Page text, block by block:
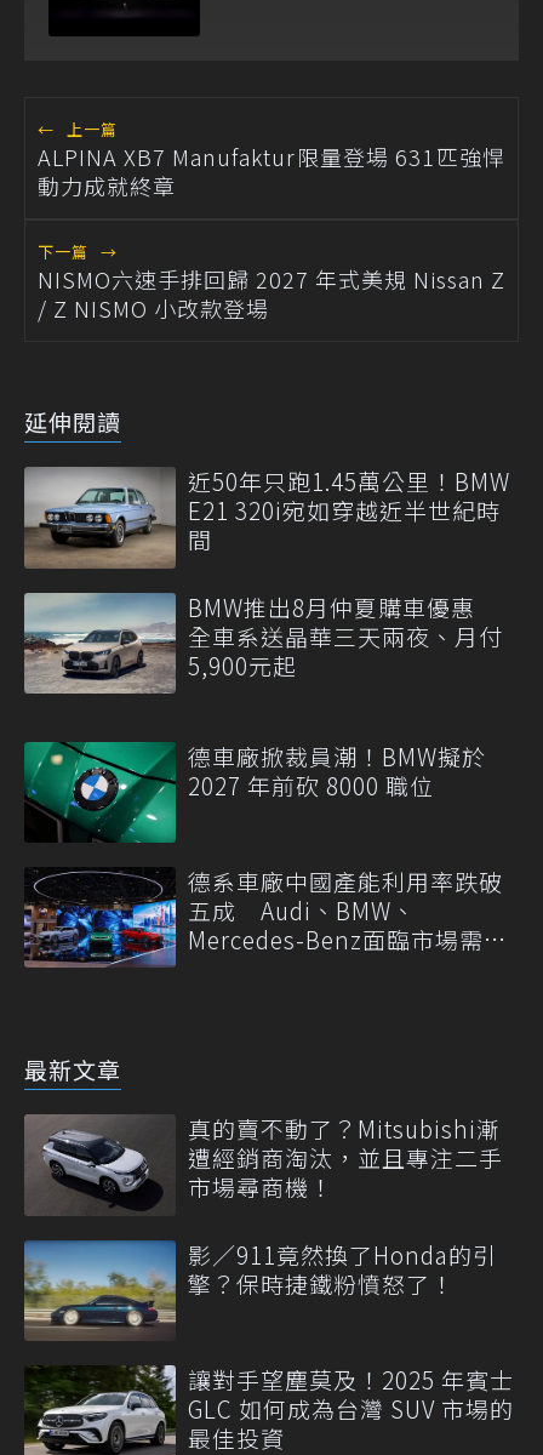
← 上一篇
ALPINA XB7 Manufaktur限量登場 631匹強悍
動力成就終章
下一篇 →
NISMO六速手排回歸 2027 年式美規 Nissan Z
/ Z NISMO 小改款登場
延伸閱讀
近50年只跑1.45萬公里！BMW
E21 320i宛如穿越近半世紀時
間
BMW推出8月仲夏購車優惠
全車系送晶華三天兩夜、月付
5,900元起
德車廠掀裁員潮！BMW擬於
2027 年前砍 8000 職位
德系車廠中國產能利用率跌破
五成 Audi、BMW、
Mercedes-Benz面臨市場需求
最新文章
真的賣不動了？Mitsubishi漸
遭經銷商淘汰，並且專注二手
市場尋商機！
影／911竟然換了Honda的引
擎？保時捷鐵粉憤怒了！
讓對手望塵莫及！2025 年賓士
GLC 如何成為台灣 SUV 市場的
最佳投資